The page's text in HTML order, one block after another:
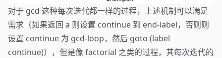
对于 gcd 这种每次迭代都一样的过程，上述机制可以满足
需求（如果返回 a 则设置 continue 到 end-label，否则则
设置 continue 为 gcd-loop，然后 goto (label
continue)），但是像 factorial 之类的过程，其每次迭代的